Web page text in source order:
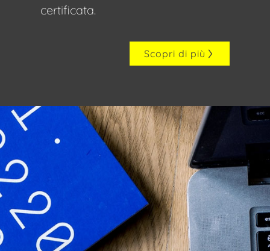
certificata.
Scopri di più